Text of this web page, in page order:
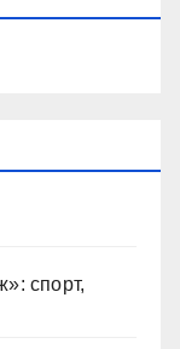
спорт,